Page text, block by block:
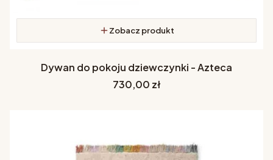
Zobacz produkt
Dywan do pokoju dziewczynki - Azteca
Cena
730,00 zł